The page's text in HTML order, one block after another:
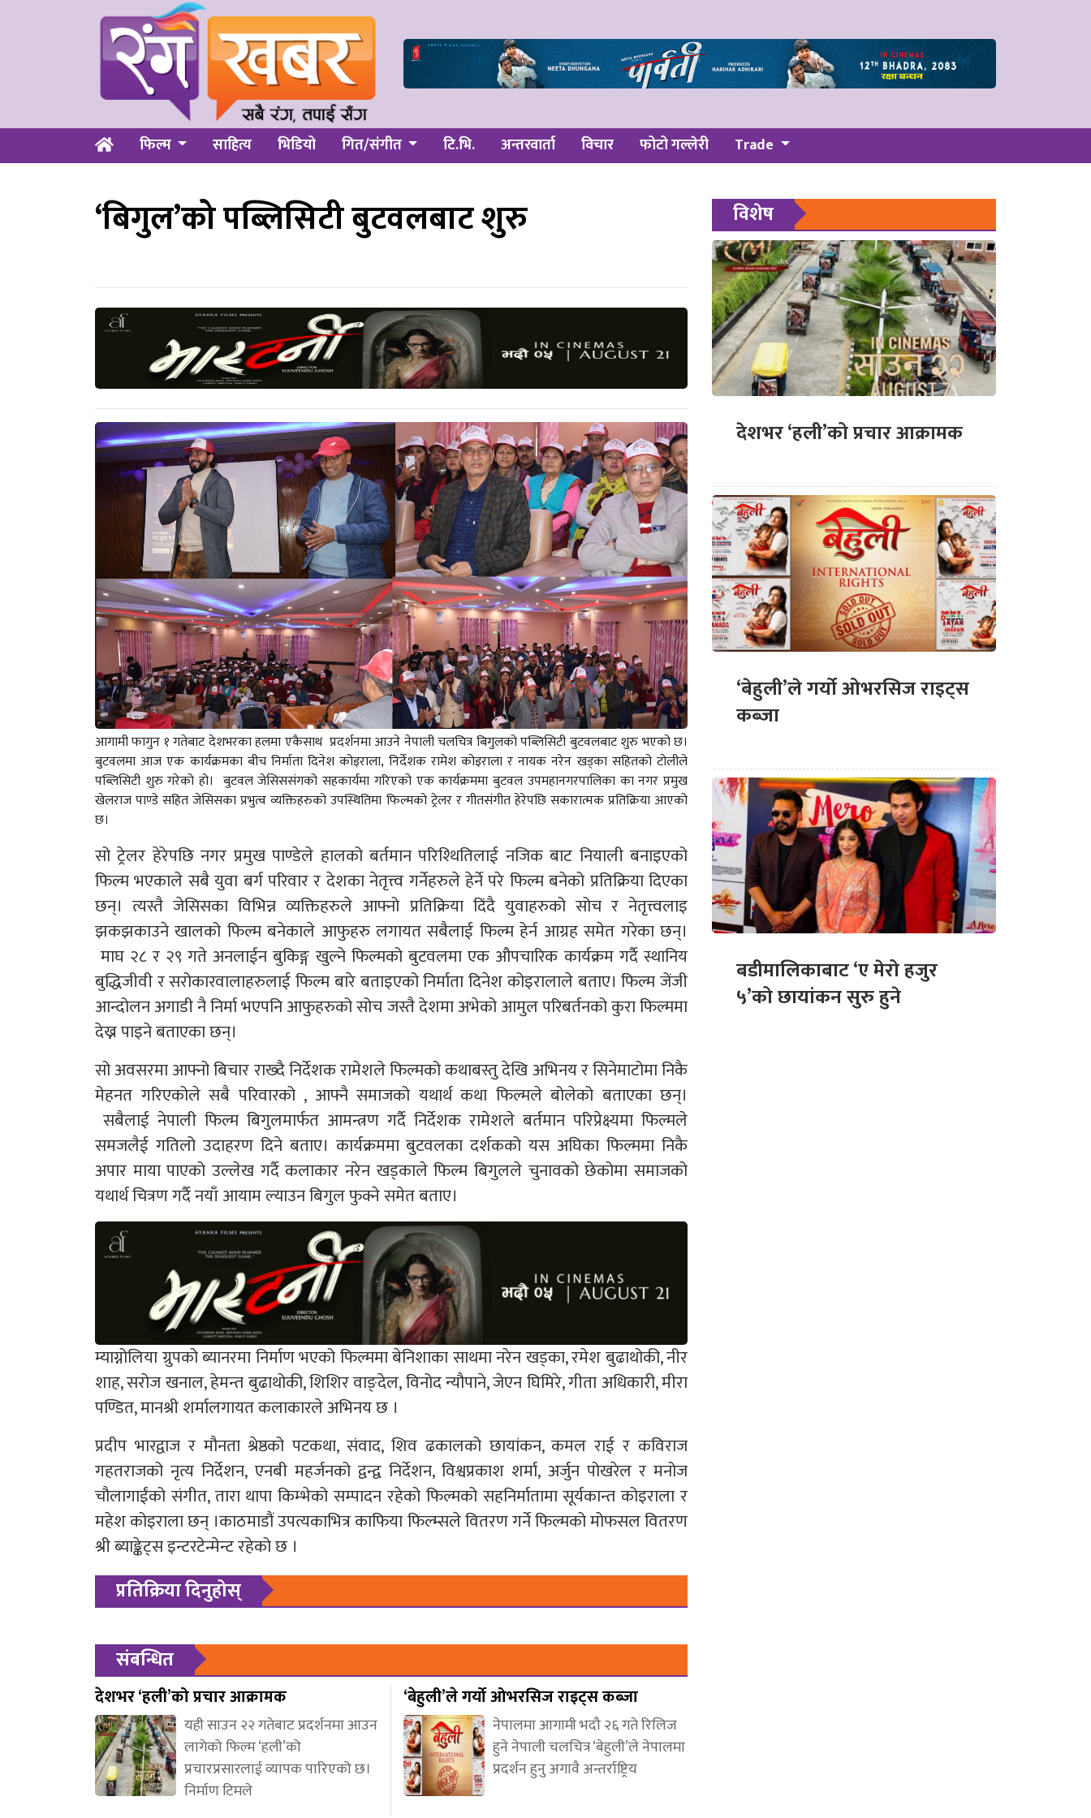
फिल्म साहित्य भिडियो गित/संगीत टि.भि. अन्तरवार्ता विचार फोटो गल्लेरी Trade
‘बिगुल’को पब्लिसिटी बुटवलबाट शुरु
आगामी फागुन १ गतेबाट देशभरका हलमा एकैसाथ प्रदर्शनमा आउने नेपाली चलचित्र बिगुलको पब्लिसिटी बुटवलबाट शुरु भएको छ।
बुटवलमा आज एक कार्यक्रमका बीच निर्माता दिनेश कोइराला, निर्देशक रामेश कोइराला र नायक नरेन खड्का सहितको टोलीले
पब्लिसिटी शुरु गरेको हो। बुटवल जेसिससंगको सहकार्यमा गरिएको एक कार्यक्रममा बुटवल उपमहानगरपालिका का नगर प्रमुख
खेलराज पाण्डे सहित जेसिसका प्रभुत्व व्यक्तिहरुको उपस्थितिमा फिल्मको ट्रेलर र गीतसंगीत हेरेपछि सकारात्मक प्रतिक्रिया आएको
छ।
सो ट्रेलर हेरेपछि नगर प्रमुख पाण्डेले हालको बर्तमान परिश्थितिलाई नजिक बाट नियाली बनाइएको
फिल्म भएकाले सबै युवा बर्ग परिवार र देशका नेतृत्त्व गर्नेहरुले हेर्ने परे फिल्म बनेको प्रतिक्रिया दिएका
छन्। त्यस्तै जेसिसका विभिन्न व्यक्तिहरुले आफ्नो प्रतिक्रिया दिंदै युवाहरुको सोच र नेतृत्त्वलाइ
झकझकाउने खालको फिल्म बनेकाले आफुहरु लगायत सबैलाई फिल्म हेर्न आग्रह समेत गरेका छन्।
माघ २८ र २९ गते अनलाईन बुकिङ्ग खुल्ने फिल्मको बुटवलमा एक औपचारिक कार्यक्रम गर्दै स्थानिय
बुद्धिजीवी र सरोकारवालाहरुलाई फिल्म बारे बताइएको निर्माता दिनेश कोइरालाले बताए। फिल्म जेंजी
आन्दोलन अगाडी नै निर्मा भएपनि आफुहरुको सोच जस्तै देशमा अभेको आमुल परिबर्तनको कुरा फिल्ममा
देख्न पाइने बताएका छन्।
सो अवसरमा आफ्नो बिचार राख्दै निर्देशक रामेशले फिल्मको कथाबस्तु देखि अभिनय र सिनेमाटोमा निकै
मेहनत गरिएकोले सबै परिवारको , आफ्नै समाजको यथार्थ कथा फिल्मले बोलेको बताएका छन्।
सबैलाई नेपाली फिल्म बिगुलमार्फत आमन्त्रण गर्दै निर्देशक रामेशले बर्तमान परिप्रेक्ष्यमा फिल्मले
समजलैई गतिलो उदाहरण दिने बताए। कार्यक्रममा बुटवलका दर्शकको यस अघिका फिल्ममा निकै
अपार माया पाएको उल्लेख गर्दै कलाकार नरेन खड्काले फिल्म बिगुलले चुनावको छेकोमा समाजको
यथार्थ चित्रण गर्दै नयाँ आयाम ल्याउन बिगुल फुक्ने समेत बताए।
म्याग्नोलिया ग्रुपको ब्यानरमा निर्माण भएको फिल्ममा बेनिशाका साथमा नरेन खड्का, रमेश बुढाथोकी, नीर
शाह, सरोज खनाल, हेमन्त बुढाथोकी, शिशिर वाङ्देल, विनोद न्यौपाने, जेएन घिमिरे, गीता अधिकारी, मीरा
पण्डित, मानश्री शर्मालगायत कलाकारले अभिनय छ ।
प्रदीप भारद्वाज र मौनता श्रेष्ठको पटकथा, संवाद, शिव ढकालको छायांकन, कमल राई र कविराज
गहतराजको नृत्य निर्देशन, एनबी महर्जनको द्वन्द्व निर्देशन, विश्वप्रकाश शर्मा, अर्जुन पोखरेल र मनोज
चौलागाईंको संगीत, तारा थापा किम्भेको सम्पादन रहेको फिल्मको सहनिर्मातामा सूर्यकान्त कोइराला र
महेश कोइराला छन् ।काठमाडौं उपत्यकाभित्र काफिया फिल्म्सले वितरण गर्ने फिल्मको मोफसल वितरण
श्री ब्याङ्केट्स इन्टरटेन्मेन्ट रहेको छ ।
प्रतिक्रिया दिनुहोस्
संबन्धित
देशभर ‘हली’को प्रचार आक्रामक
यही साउन २२ गतेबाट प्रदर्शनमा आउन
लागेको फिल्म ‘हली’को
प्रचारप्रसारलाई व्यापक पारिएको छ।
निर्माण टिमले
‘बेहुली’ले गर्यो ओभरसिज राइट्स कब्जा
नेपालमा आगामी भदौ २६ गते रिलिज
हुने नेपाली चलचित्र ‘बेहुली’ले नेपालमा
प्रदर्शन हुनु अगावै अन्तर्राष्ट्रिय
विशेष
देशभर ‘हली’को प्रचार आक्रामक
‘बेहुली’ले गर्यो ओभरसिज राइट्स
कब्जा
बडीमालिकाबाट ‘ए मेरो हजुर
५’को छायांकन सुरु हुने